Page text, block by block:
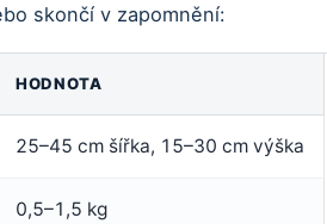
skončí v zapomnění:
HODNOTA
25–45 cm šířka, 15–30 cm výška
0,5–1,5 kg